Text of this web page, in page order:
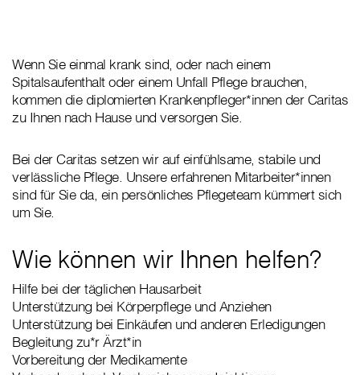
Wenn Sie einmal krank sind, oder nach einem
Spitalsaufenthalt oder einem Unfall Pflege brauchen,
kommen die diplomierten Krankenpfleger*innen der Caritas
zu Ihnen nach Hause und versorgen Sie.
Bei der Caritas setzen wir auf einfühlsame, stabile und
verlässliche Pflege. Unsere erfahrenen Mitarbeiter*innen
sind für Sie da, ein persönliches Pflegeteam kümmert sich
um Sie.
Wie können wir Ihnen helfen?
Hilfe bei der täglichen Hausarbeit
Unterstützung bei Körperpflege und Anziehen
Unterstützung bei Einkäufen und anderen Erledigungen
Begleitung zu*r Ärzt*in
Vorbereitung der Medikamente